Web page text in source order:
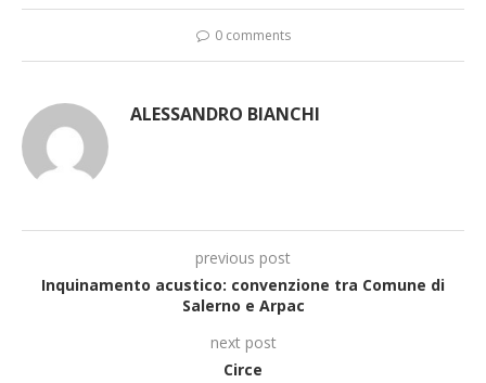
0 comments
ALESSANDRO BIANCHI
previous post
Inquinamento acustico: convenzione tra Comune di
Salerno e Arpac
next post
Circe